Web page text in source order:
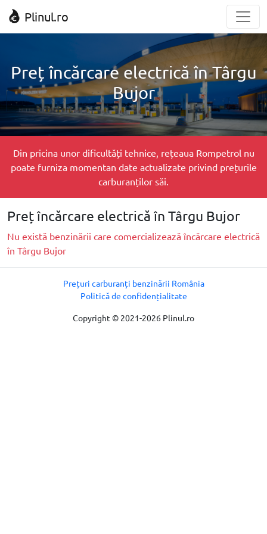
Plinul.ro
Preț încărcare electrică în Târgu
Bujor
Din pricina unor dificultăți tehnice, rețeaua Rompetrol nu
poate furniza momentan date actualizate privind prețurile
carburanților săi.
Preț încărcare electrică în Târgu Bujor
Nu există benzinării care comercializează încărcare electrică
în Târgu Bujor
Copyright © 2021-2026 Plinul.ro
Prețuri carburanți benzinării România
Politică de confidențialitate